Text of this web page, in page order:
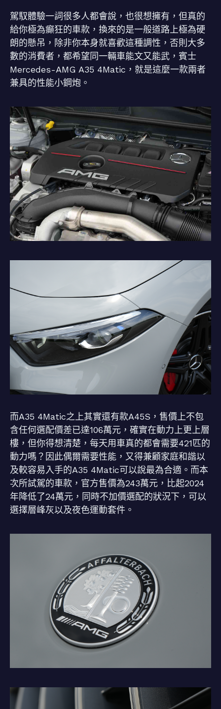
駕馭體驗一詞很多人都會說，也很想擁有，但真的
給你極為癲狂的車款，換來的是一般道路上極為硬
朗的懸吊，除非你本身就喜歡這種調性，否則大多
數的消費者，都希望同一輛車能文又能武，賓士
Mercedes-AMG A35 4Matic，就是這麼一款兩者
兼具的性能小鋼炮。
而A35 4Matic之上其實還有款A45S，售價上不包
含任何選配價差已達106萬元，確實在動力上更上層
樓，但你得想清楚，每天用車真的都會需要421匹的
動力嗎？因此偶爾需要性能，又得兼顧家庭和諧以
及較容易入手的A35 4Matic可以說最為合適。而本
次所試駕的車款，官方售價為243萬元，比起2024
年降低了24萬元，同時不加價選配的狀況下，可以
選擇層峰灰以及夜色運動套件。